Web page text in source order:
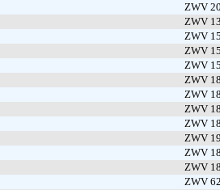
ZWV
ZWV
ZWV
ZWV
ZWV
ZWV
ZWV
ZWV
ZWV
ZWV
ZWV
ZWV
ZWV 62